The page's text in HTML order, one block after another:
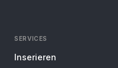
SERVICES
Inserieren